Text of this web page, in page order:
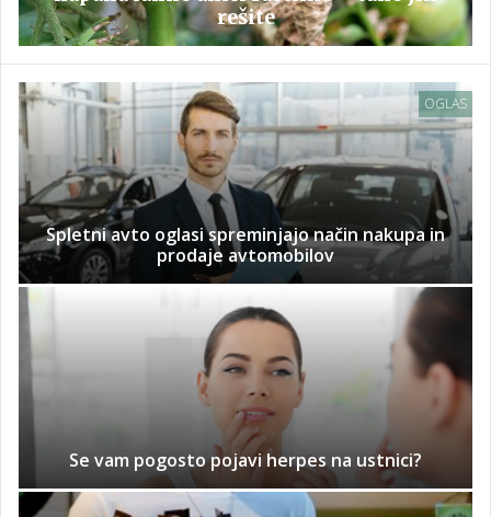
rešite
OGLAS
Spletni avto oglasi spreminjajo način nakupa in
prodaje avtomobilov
Se vam pogosto pojavi herpes na ustnici?